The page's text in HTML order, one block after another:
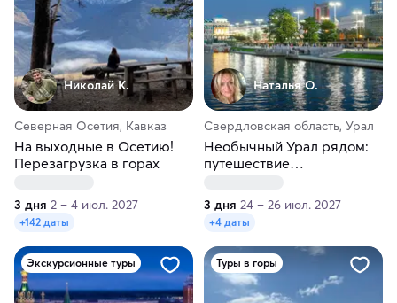
Николай К.
Северная Осетия, Кавказ
На выходные в Осетию!
Перезагрузка в горах
3 дня 2 – 4 июл. 2027
+142 даты
Наталья О.
Свердловская область, Урал
Необычный Урал рядом:
путешествие
Невьянск
3 дня 24 – 26 июл. 2027
+4 даты
Экскурсионные туры Туры в горы